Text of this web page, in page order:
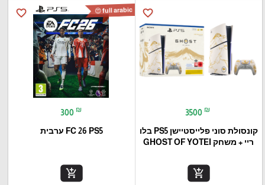
favorite_border
3500 ₪
קונסולת סוני פלייסטיישן PS5 בלו
ריי + משחק GHOST OF YOTEI
add_shopping_cart
favorite_border full arabic 😍
300 ₪
FC 26 PS5 ערבית
add_shopping_cart